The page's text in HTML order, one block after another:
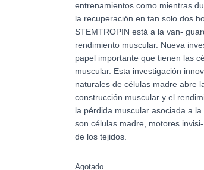
entrenamientos como mientras
la recuperación en tan solo dos
STEMTROPIN está a la van-
rendimiento muscular. Nueva
papel importante que tienen las
muscular. Esta investigación
naturales de células madre abre
construcción muscular y el
la pérdida muscular asociada a
son células madre, motores
de los tejidos.
Agotado